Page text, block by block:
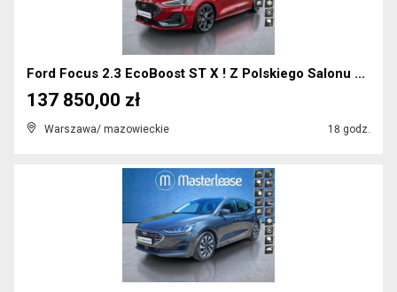
Ford Focus 2.3 EcoBoost ST X ! Z Polskiego Salonu ...
Warszawa/ mazowieckie 18 godz.
137 850,00 zł